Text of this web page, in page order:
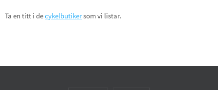
Ta en titt i decykelbutikersom vi listar.